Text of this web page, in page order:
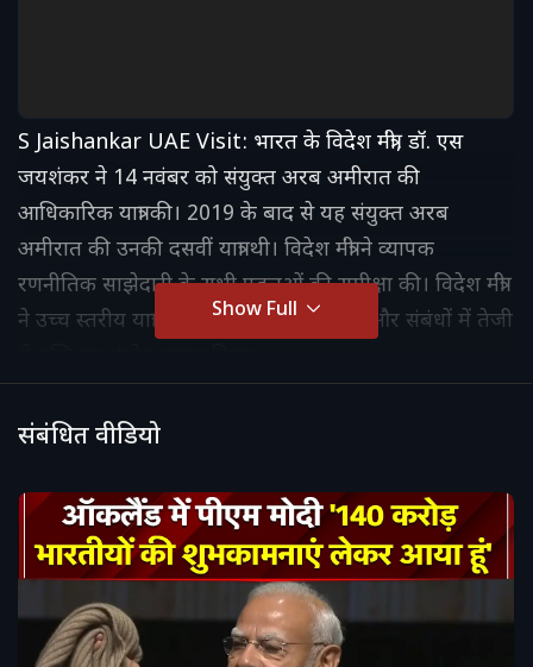
S Jaishankar UAE Visit: भारत के विदेश मंत्री, डॉ. एस
जयशंकर ने 14 नवंबर को संयुक्त अरब अमीरात की
आधिकारिक यात्रा की। 2019 के बाद से यह संयुक्त अरब
अमीरात की उनकी दसवीं यात्रा थी। विदेश मंत्री ने व्यापक
रणनीतिक साझेदारी के सभी पहलुओं की समीक्षा की। विदेश मंत्री
ने उच्च स्तरीय यात्राओं के निरंतर आदान-प्रदान और संबंधों में तेजी
Show Full
संबंधित वीडियो